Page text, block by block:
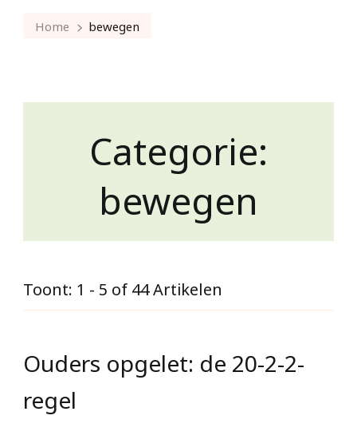
Home bewegen
Categorie:
bewegen
Toont: 1 - 5 of 44 Artikelen
Ouders opgelet: de 20-2-2-
regel